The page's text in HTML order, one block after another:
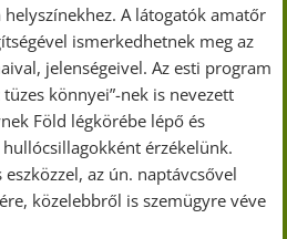
A látogatók amatőr
ismerkedhetnek meg az
jelenségeivel. Az esti program
könnyei”-nek is nevezett
Föld légkörébe lépő és
érzékelünk.
az ún. naptávcsővel
közelebbről is szemügyre véve